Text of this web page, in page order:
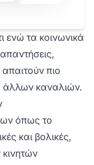
ενώ τα κοινωνικά
πιο
άλλων καναλιών.
όπως το
και βολικές,